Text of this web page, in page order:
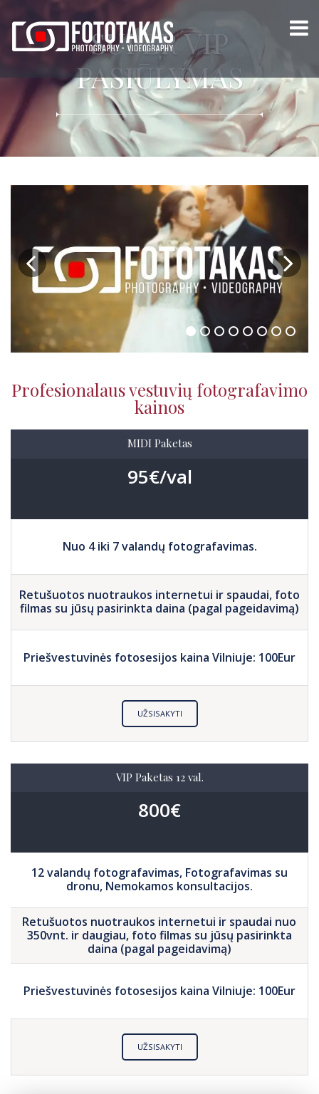
SUPER VIP
PASIŪLYMAS
Profesionalaus vestuvių fotografavimo
kainos
MIDI Paketas
95€/val
Nuo 4 iki 7 valandų fotografavimas.
Retušuotos nuotraukos internetui ir spaudai, foto
filmas su jūsų pasirinkta daina (pagal pageidavimą)
Priešvestuvinės fotosesijos kaina Vilniuje: 100Eur
UŽSISAKYTI
VIP Paketas 12 val.
800€
12 valandų fotografavimas, Fotografavimas su
dronu, Nemokamos konsultacijos.
Retušuotos nuotraukos internetui ir spaudai nuo
350vnt. ir daugiau, foto filmas su jūsų pasirinkta
daina (pagal pageidavimą)
Priešvestuvinės fotosesijos kaina Vilniuje: 100Eur
UŽSISAKYTI